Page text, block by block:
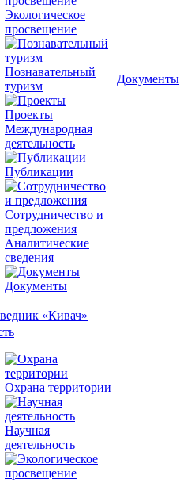
Экологическое
просвещение
Познавательный
туризм
Проекты
Международная
деятельность
Публикации
Сотрудничество и
предложения
Аналитические
сведения
Документы
Документы
Охрана территории
Научная
деятельность